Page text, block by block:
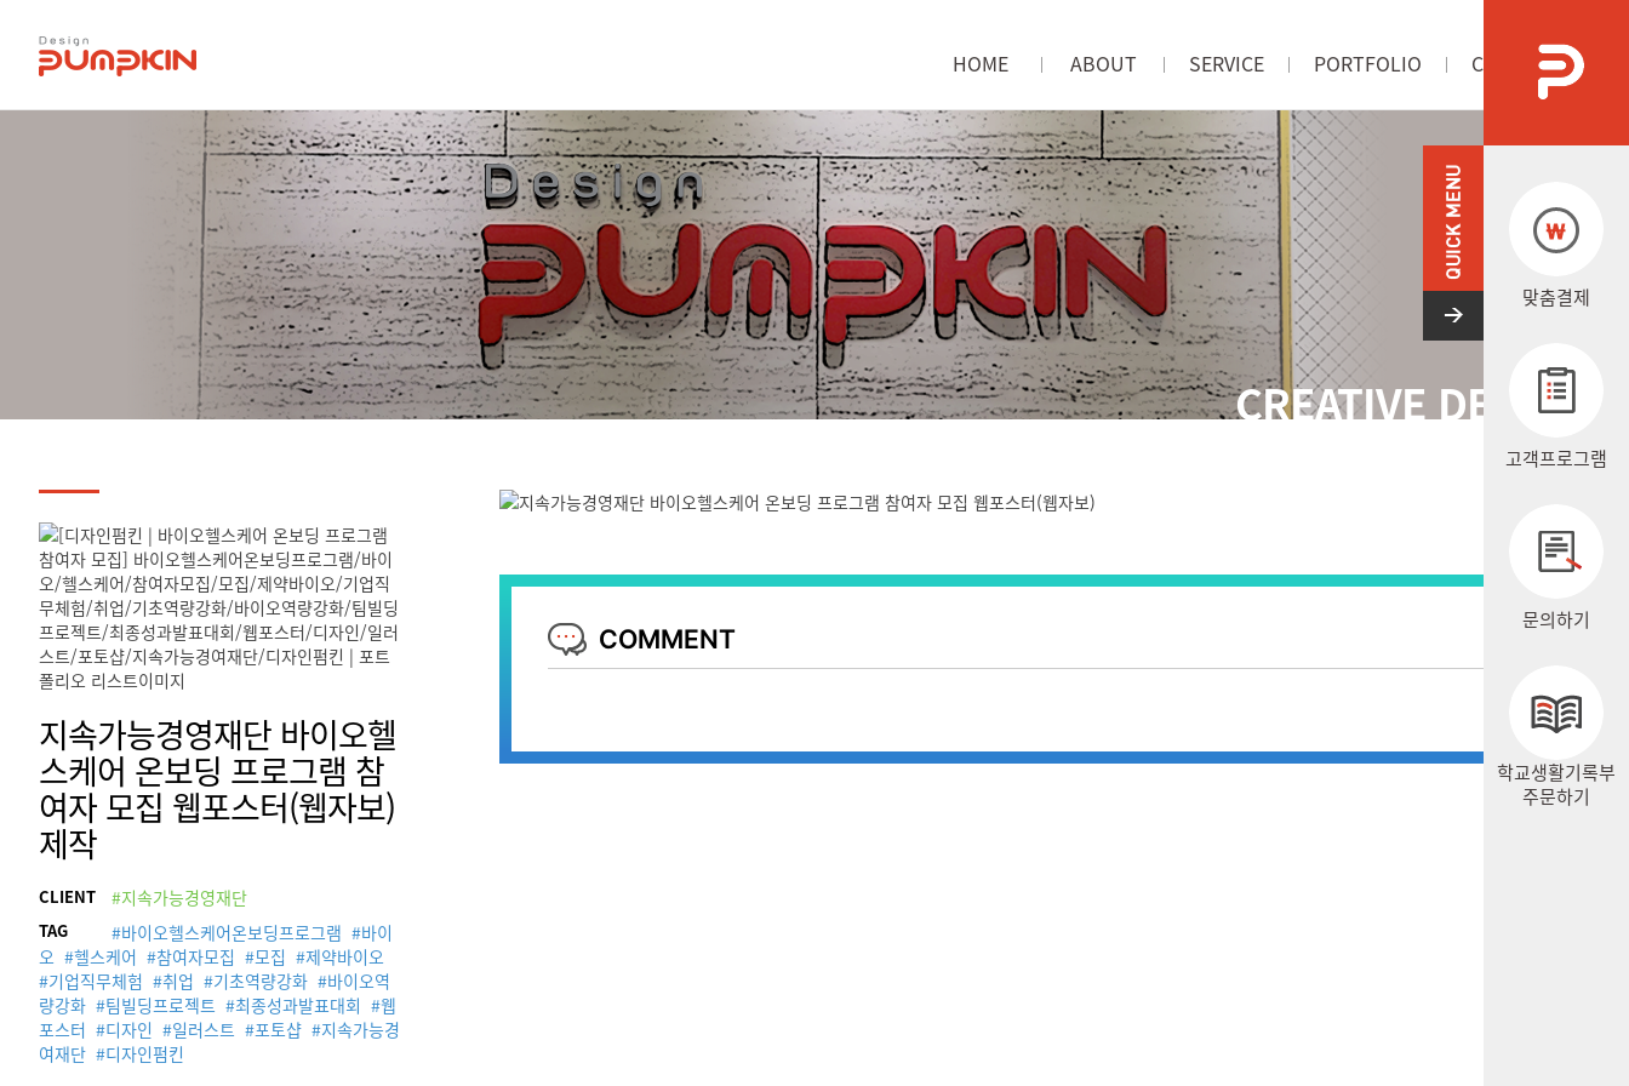
HOME ABOUT SERVICE PORTFOLIO CONTACT US
오시는길
맞춤결제
고객프로그램
문의하기
학교생활기록부
주문하기
CREATIVE DESIGN
지속가능경영재단 바이오헬
스케어 온보딩 프로그램 참
여자 모집 웹포스터(웹자보)
제작
CLIENT #지속가능경영재단
TAG #바이오헬스케어온보딩프로그램 #바이
오 #헬스케어 #참여자모집 #모집 #제약바이오
#기업직무체험 #취업 #기초역량강화 #바이오역
량강화 #팀빌딩프로젝트 #최종성과발표대회 #웹
포스터 #디자인 #일러스트 #포토샵 #지속가능경
여재단 #디자인펌킨
COMMENT